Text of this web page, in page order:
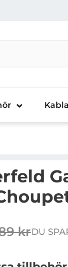
pris
krDU